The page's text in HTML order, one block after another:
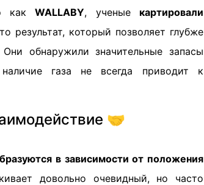
какWALLABY, ученые картировали
результат, который позволяет глубже
обнаружили значительные запасы
газа не всегда приводит к
🤝
в зависимости от положения
довольно очевидный, но часто